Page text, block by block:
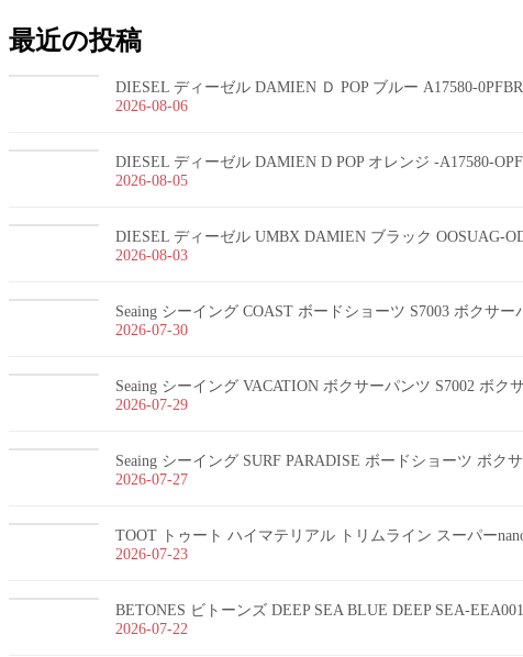
最近の投稿
DIESEL ディーゼル DAMIEN Ｄ POP ブルー A17580-
2026-08-06
DIESEL ディーゼル DAMIEN D POP オレンジ -A17580-
2026-08-05
DIESEL ディーゼル UMBX DAMIEN ブラック OOSUAG-
2026-08-03
Seaing シーイング COAST ボードショーツ S7003 ボクサー
2026-07-30
Seaing シーイング VACATION ボクサーパンツ S7002 ボク
2026-07-29
Seaing シーイング SURF PARADISE ボードショーツ ボク
2026-07-27
TOOT トゥート ハイマテリアル トリムライン スーパー
2026-07-23
BETONES ビトーンズ DEEP SEA BLUE DEEP SEA-
2026-07-22